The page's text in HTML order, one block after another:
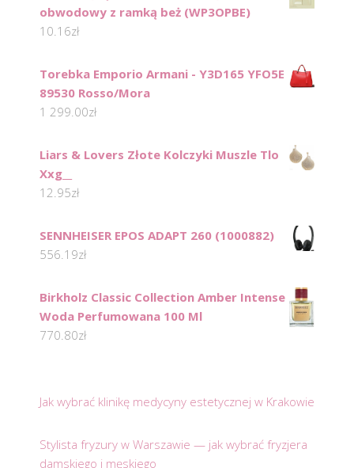
obwodowy z ramką beż (WP3OPBE)
10.16zł
Torebka Emporio Armani - Y3D165 YFO5E
89530 Rosso/Mora
1 299.00zł
Liars & Lovers Złote Kolczyki Muszle Tlo
Xxg__
12.95zł
SENNHEISER EPOS ADAPT 260 (1000882)
556.19zł
Birkholz Classic Collection Amber Intense
Woda Perfumowana 100 Ml
770.80zł
Jak wybrać klinikę medycyny estetycznej w Krakowie
Stylista fryzury w Warszawie — jak wybrać fryzjera
damskiego i męskiego